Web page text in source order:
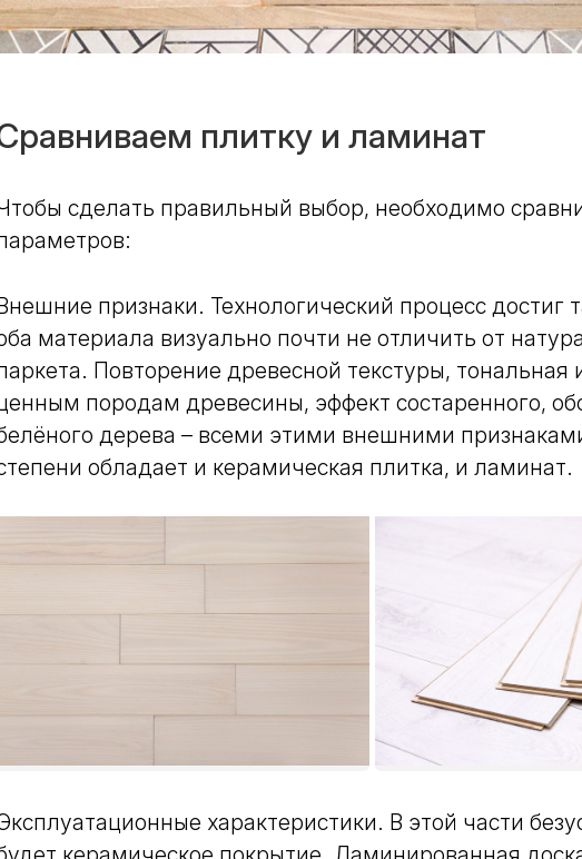
плитку и ламинат
сделать правильный выбор, необходимо
признаки. Технологический процесс достиг
материала визуально почти не отличить от
Повторение древесной текстуры, тональная
породам древесины, эффект состаренного,
дерева – всеми этими внешними
обладает и керамическая плитка, и ламинат.
характеристики. В этой части